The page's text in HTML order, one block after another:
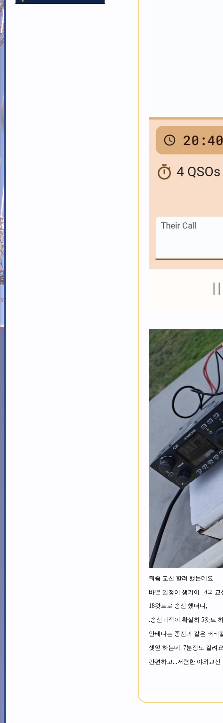
뭐좀 교신 할려 했는데요..
바쁜 일정이 생기어...4국 교
18왓트로 송신 했더니,
.송신궤적이 확실히 5왓트
안테나는 종전과 같은 버티
셋엎 하는데. 7분정도 걸려
간편하고...저렴한 야외교신